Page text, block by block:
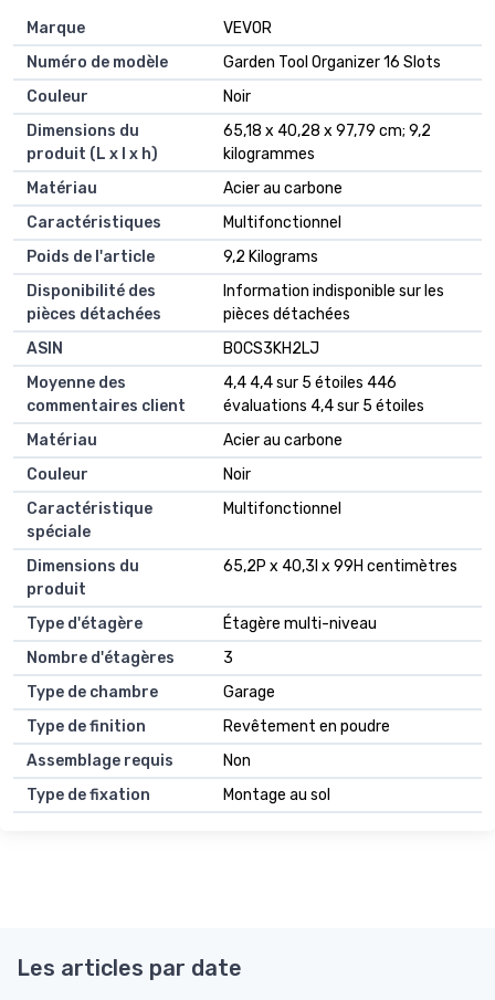
Marque
‎VEVOR
Numéro de modèle
‎Garden Tool Organizer 16 Slots
Couleur
‎Noir
Dimensions du
produit (L x l x h)
‎65,18 x 40,28 x 97,79 cm; 9,2
kilogrammes
Matériau
‎Acier au carbone
Caractéristiques
‎Multifonctionnel
Poids de l'article
‎9,2 Kilograms
Disponibilité des
pièces détachées
‎Information indisponible sur les
pièces détachées
ASIN
B0CS3KH2LJ
Moyenne des
commentaires client
4,4 4,4 sur 5 étoiles 446
évaluations 4,4 sur 5 étoiles
Matériau
Acier au carbone
Couleur
Noir
Caractéristique
spéciale
Multifonctionnel
Dimensions du
produit
65,2P x 40,3l x 99H centimètres
Type d'étagère
Étagère multi-niveau
Nombre d'étagères
3
Type de chambre
Garage
Type de finition
Revêtement en poudre
Assemblage requis
Non
Type de fixation
Montage au sol
Les articles par date